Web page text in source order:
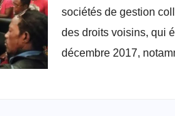
paiements des
artistes par la
sociétés de gestion
des droits voisins, qui
décembre 2017,